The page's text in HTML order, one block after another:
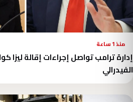
منذ 1 ساعة
إدارة ترامب تواصل إجراءات إقالة
الفيدرالي